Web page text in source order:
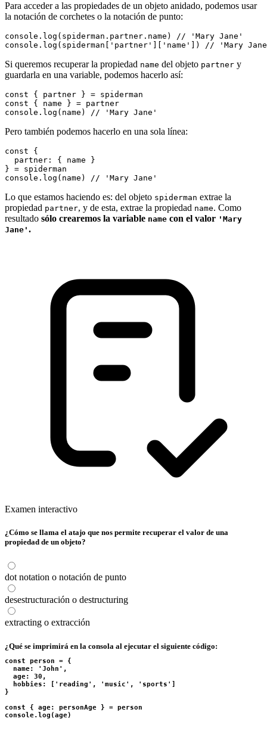
Para acceder a las propiedades de un objeto anidado, podemos usar
la notación de corchetes o la notación de punto:
console.log(spiderman.partner.name) // 'Mary Jane'
Si queremos recuperar la propiedad name del objeto partner y
guardarla en una variable, podemos hacerlo así:
const { partner } = spiderman
const { name } = partner
Pero también podemos hacerlo en una sola línea:
const {
  partner: { name }
} = spiderman
Lo que estamos haciendo es: del objeto spiderman extrae la
propiedad partner, y de esta, extrae la propiedad name. Como
resultado sólo crearemos la variable name con el valor 'Mary
Jane' .
Examen interactivo
¿Cómo se llama el atajo que nos permite recuperar el valor de una
propiedad de un objeto?
dot notation o notación de punto
desestructuración o destructuring
extracting o extracción
¿Qué se imprimirá en la consola al ejecutar el siguiente código:
const person = {
  name: 'John',
  age: 30,
  hobbies: ['reading', 'music', 'sports']
}
const { age: personAge } = person
console.log(age)